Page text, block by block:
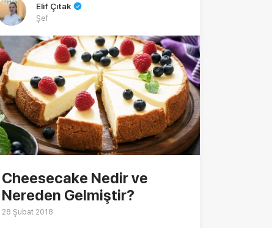
Elif Çıtak
Şef
Cheesecake Nedir ve
Nereden Gelmiştir?
28 Şubat 2018